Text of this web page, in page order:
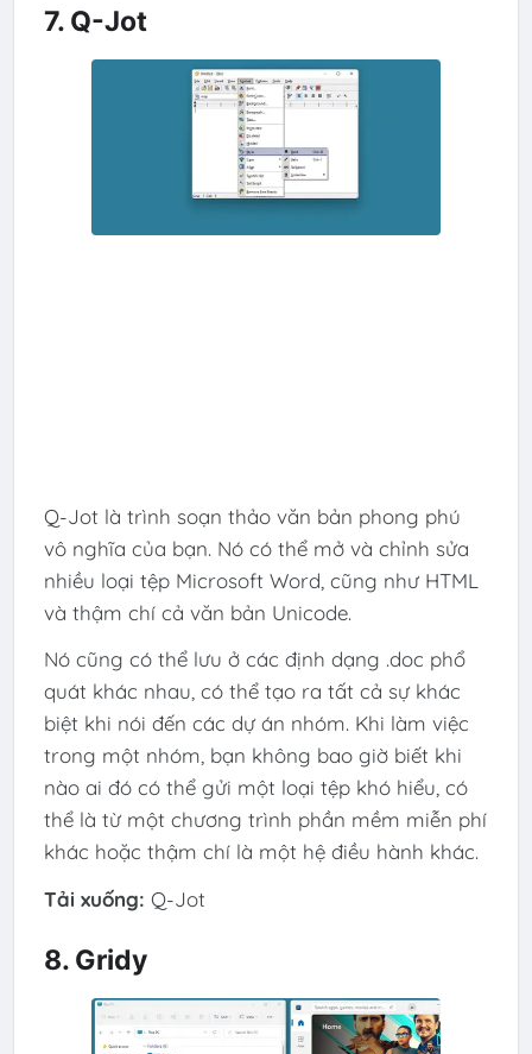
7. Q-Jot
Q-Jot là trình soạn thảo văn bản phong phú
vô nghĩa của bạn. Nó có thể mở và chỉnh sửa
nhiều loại tệp Microsoft Word, cũng như HTML
và thậm chí cả văn bản Unicode.
Nó cũng có thể lưu ở các định dạng .doc phổ
quát khác nhau, có thể tạo ra tất cả sự khác
biệt khi nói đến các dự án nhóm. Khi làm việc
trong một nhóm, bạn không bao giờ biết khi
nào ai đó có thể gửi một loại tệp khó hiểu, có
thể là từ một chương trình phần mềm miễn phí
khác hoặc thậm chí là một hệ điều hành khác.
Tải xuống: Q-Jot
8. Gridy